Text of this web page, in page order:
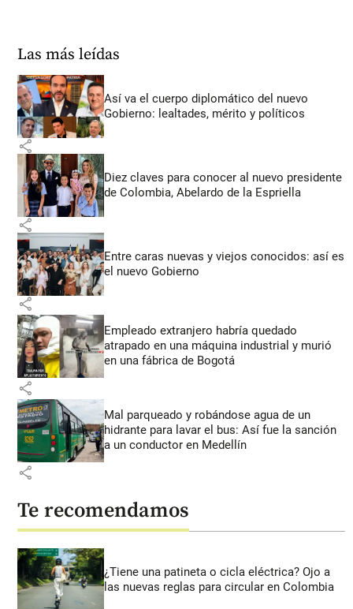
Las más leídas
Así va el cuerpo diplomático del nuevo
Gobierno: lealtades, mérito y políticos
share
Diez claves para conocer al nuevo presidente
de Colombia, Abelardo de la Espriella
share
Entre caras nuevas y viejos conocidos: así es
el nuevo Gobierno
share
Empleado extranjero habría quedado
atrapado en una máquina industrial y murió
en una fábrica de Bogotá
share
Mal parqueado y robándose agua de un
hidrante para lavar el bus: Así fue la sanción
a un conductor en Medellín
share
Te recomendamos
¿Tiene una patineta o cicla eléctrica? Ojo a
las nuevas reglas para circular en Colombia